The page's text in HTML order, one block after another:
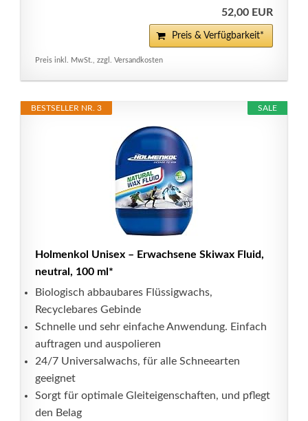
52,00 EUR
Preis & Verfügbarkeit*
Preis inkl. MwSt., zzgl. Versandkosten
SALE
BESTSELLER NR. 3
Holmenkol Unisex – Erwachsene Skiwax Fluid,
neutral, 100 ml*
Biologisch abbaubares Flüssigwachs,
Recyclebares Gebinde
Schnelle und sehr einfache Anwendung. Einfach
auftragen und auspolieren
24/7 Universalwachs, für alle Schneearten
geeignet
Sorgt für optimale Gleiteigenschaften, und pflegt
den Belag